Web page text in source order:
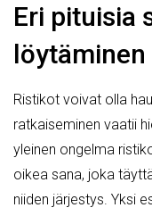
Eri pituisia
löytäminen
Ristikot voivat olla
ratkaiseminen vaatii
yleinen ongelma
oikea sana, joka
niiden järjestys. Yksi